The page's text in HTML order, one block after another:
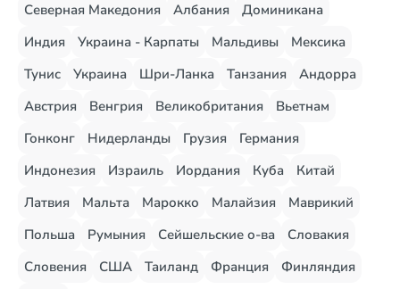
Северная Македония
Албания
Доминикана
Индия
Украина - Карпаты Мальдивы
Мексика
Тунис
Украина Шри-Ланка Танзания
Андорра
Австрия
Венгрия Великобритания
Вьетнам
Гонконг
Нидерланды Грузия
Германия
Индонезия
Израиль Иордания Куба
Китай
Латвия
Мальта Марокко Малайзия
Маврикий
Польша
Румыния Сейшельские о-ва
Словакия
Словения
США Таиланд Франция
Финляндия